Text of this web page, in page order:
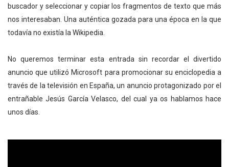
buscador y seleccionar y copiar los fragmentos de texto que más
nos interesaban. Una auténtica gozada para una época en la que
todavía no existía la Wikipedia.
No queremos terminar esta entrada sin recordar el divertido
anuncio que utilizó Microsoft para promocionar su enciclopedia a
través de la televisión en España, un anuncio protagonizado por el
entrañable Jesús García Velasco, del cual ya os hablamos hace
unos días.